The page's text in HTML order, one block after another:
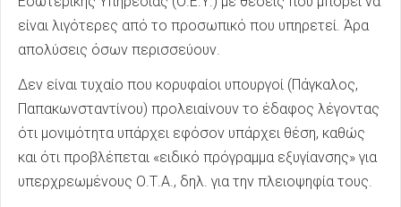
είναι λιγότερες από το προσωπικό που υπηρετεί. Άρα
απολύσεις όσων περισσεύουν.
Δεν είναι τυχαίο που κορυφαίοι υπουργοί (Πάγκαλος,
Παπακωνσταντίνου) προλειαίνουν το έδαφος λέγοντας
ότι μονιμότητα υπάρχει εφόσον υπάρχει θέση, καθώς
και ότι προβλέπεται «ειδικό πρόγραμμα εξυγίανσης» για
υπερχρεωμένους Ο.Τ.Α., δηλ. για την πλειοψηφία τους.